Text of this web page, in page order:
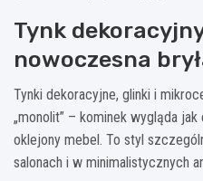
Tynk
nowoczesna
Tynki dekoracyjne, glinki i
„monolit” – kominek wygląda
oklejony mebel. To styl
salonach i w minimalistycznych